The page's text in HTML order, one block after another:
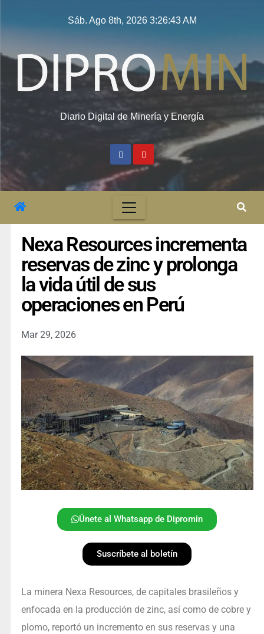
Sáb. Ago 8th, 2026 3:26:43 AM
Diario Digital de Minería y Energía
Nexa Resources incrementa
reservas de zinc y prolonga
la vida útil de sus
operaciones en Perú
Mar 29, 2026
Únete al Whatsapp de Dipromin
Suscríbete al boletín
La minera Nexa Resources, de capitales brasileños y
enfocada en la producción de zinc, así como de cobre y
plomo, reportó un incremento en sus reservas y una